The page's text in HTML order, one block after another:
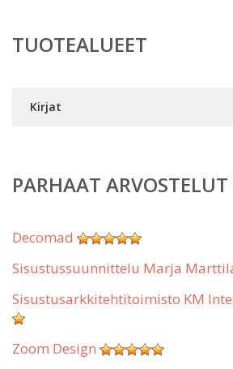
TUOTEALUEET
Kirjat
PARHAAT ARVOSTELUT
Decomad
Sisustussuunnittelu Marja
Sisustusarkkitehtitoimisto KM
Zoom Design